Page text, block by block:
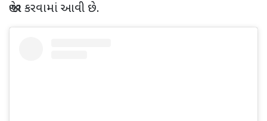
જાહેર કરવામાં આવી છે.